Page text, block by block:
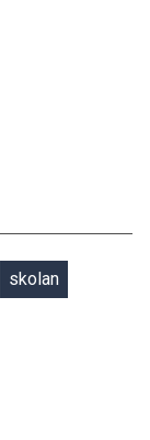
skolan